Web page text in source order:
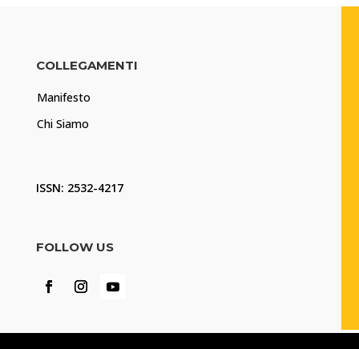
COLLEGAMENTI
Manifesto
Chi Siamo
ISSN: 2532-4217
FOLLOW US